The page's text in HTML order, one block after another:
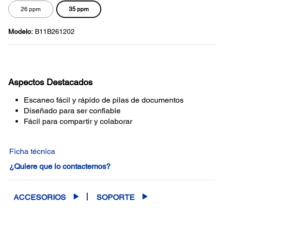
26 ppm 35 ppm
Modelo: B11B261202
Aspectos Destacados
Escaneo fácil y rápido de pilas de documentos
Diseñado para ser confiable
Fácil para compartir y colaborar
Ficha técnica
¿Quiere que lo contactemos?
ACCESORIOS SOPORTE